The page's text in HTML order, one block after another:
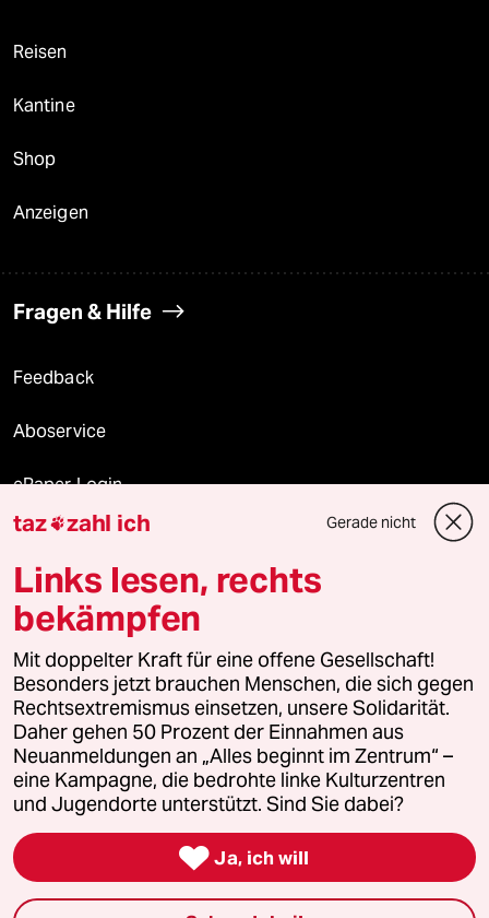
Reisen
Kantine
Shop
Anzeigen
Fragen & Hilfe
Feedback
Aboservice
ePaper Login
Downloads für Abonnierende
© 2026 taz Verlags und Vertriebs GmbH
Alle Rechte vorbehalten. Bei rechtlichen Fragen oder für Genehmigungen
wenden Sie sich bitte an
lizenzen@taz.de
Feedback Redaktionsstatut Kommune-Richtlinien
Leitlinie Informant Datenschutz Impressum AGB
Seitenwende Einwilligungen widerrufen (Ads)
taz zahl ich Gerade nicht
Links lesen, rechts
bekämpfen
Mit doppelter Kraft für eine offene Gesellschaft!
Besonders jetzt brauchen Menschen, die sich gegen
Rechtsextremismus einsetzen, unsere Solidarität.
Daher gehen 50 Prozent der Einnahmen aus
Neuanmeldungen an „Alles beginnt im Zentrum“ –
eine Kampagne, die bedrohte linke Kulturzentren
und Jugendorte unterstützt. Sind Sie dabei?
 Ja, ich will